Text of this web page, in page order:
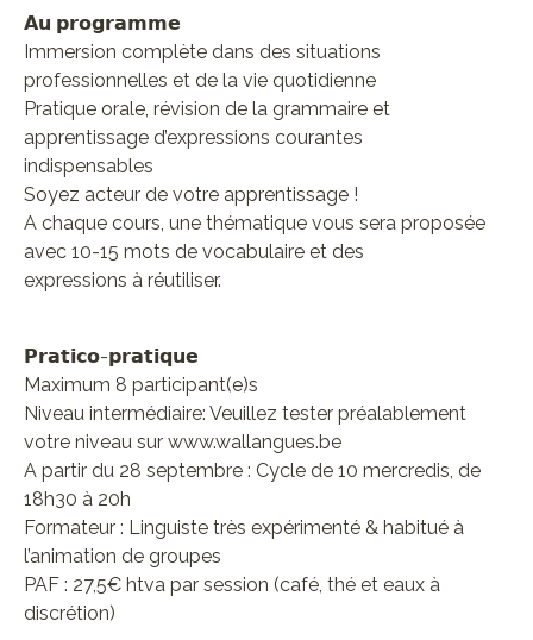
𝗔𝘂 𝗽𝗿𝗼𝗴𝗿𝗮𝗺𝗺𝗲
Immersion complète dans des situations
professionnelles et de la vie quotidienne
Pratique orale, révision de la grammaire et
apprentissage d’expressions courantes
indispensables
Soyez acteur de votre apprentissage !
A chaque cours, une thématique vous sera proposée
avec 10-15 mots de vocabulaire et des
expressions à réutiliser.
𝗣𝗿𝗮𝘁𝗶𝗰𝗼-𝗽𝗿𝗮𝘁𝗶𝗾𝘂𝗲
Maximum 8 participant(e)s
Niveau intermédiaire: Veuillez tester préalablement
votre niveau sur www.wallangues.be
A partir du 28 septembre : Cycle de 10 mercredis, de
18h30 à 20h
Formateur : Linguiste très expérimenté & habitué à
l’animation de groupes
PAF : 27,5€ htva par session (café, thé et eaux à
discrétion)